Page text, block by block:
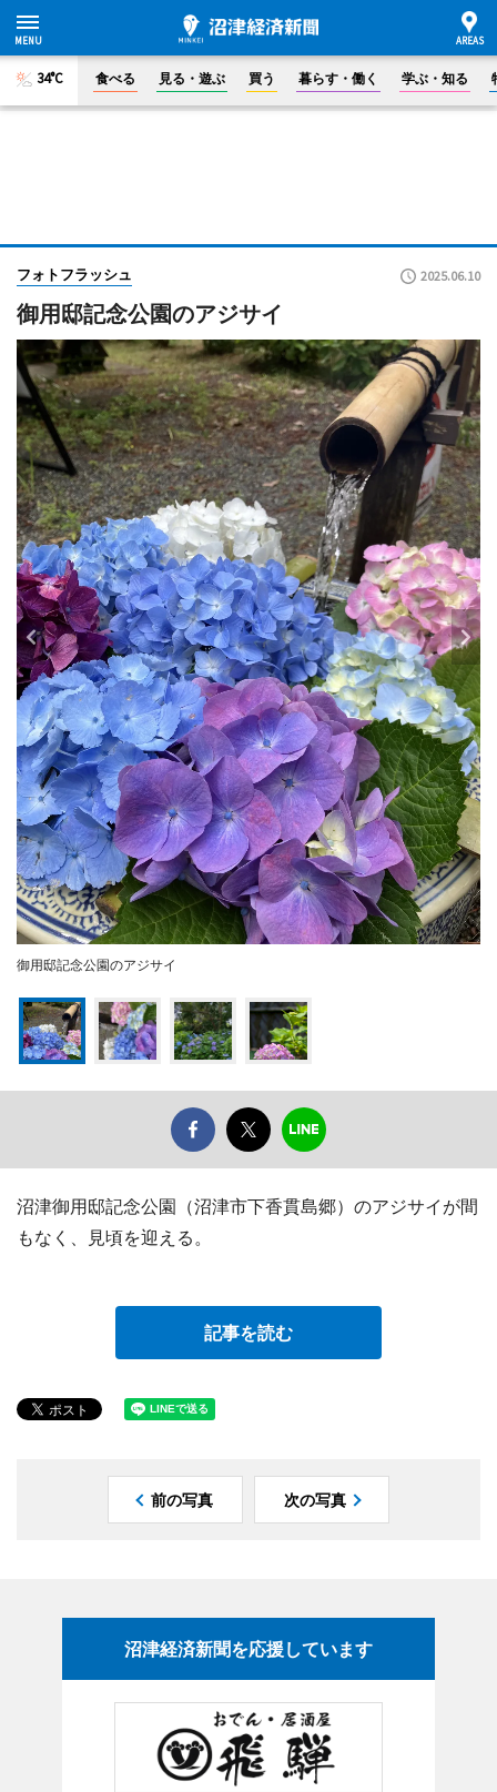
34°C 食べる 見る・遊ぶ 買う 暮らす・働く 学ぶ・知る
フォトフラッシュ 2025.06.10
御用邸記念公園のアジサイ
御用邸記念公園のアジサイ
沼津御用邸記念公園（沼津市下香貫島郷）のアジサイが間
もなく、見頃を迎える。
記事を読む
前の写真 次の写真
沼津経済新聞を応援しています